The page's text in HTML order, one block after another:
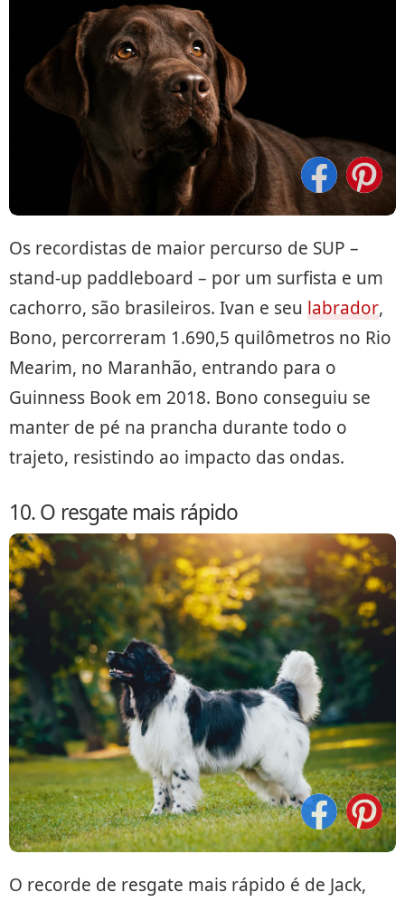
Os recordistas de maior percurso de SUP –
stand-up paddleboard – por um surfista e um
cachorro, são brasileiros. Ivan e seu labrador,
Bono, percorreram 1.690,5 quilômetros no Rio
Mearim, no Maranhão, entrando para o
Guinness Book em 2018. Bono conseguiu se
manter de pé na prancha durante todo o
trajeto, resistindo ao impacto das ondas.
10. O resgate mais rápido
O recorde de resgate mais rápido é de Jack,